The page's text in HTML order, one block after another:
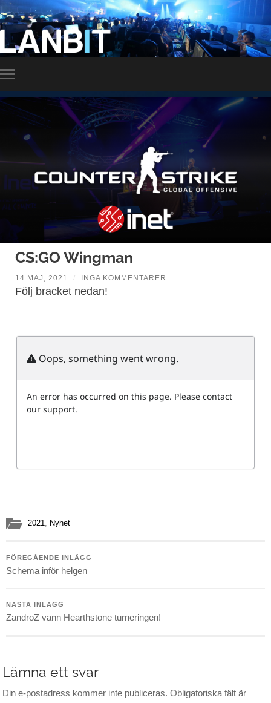
LANBIT
på/av
mobilmeny
CS:GO Wingman
14 MAJ, 2021 / INGA KOMMENTARER
Följ bracket nedan!
2021, Nyhet
FÖREGÅENDE INLÄGG
Schema inför helgen
NÄSTA INLÄGG
ZandroZ vann Hearthstone turneringen!
Lämna ett svar
Din e-postadress kommer inte publiceras. Obligatoriska fält är